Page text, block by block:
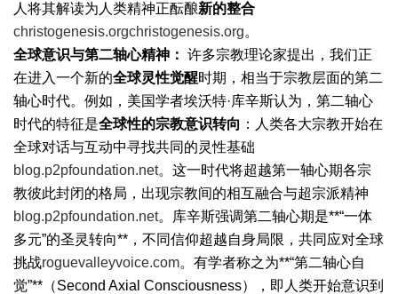
人将其解读为人类精神正酝酿新的整合
christogenesis.orgchristogenesis.org。
全球意识与第二轴心精神： 许多宗教理论家提出，我们正
在进入一个新的全球灵性觉醒时期，相当于宗教层面的第二
轴心时代。例如，美国学者埃沃特·库辛斯认为，第二轴心
时代的特征是全球性的宗教意识转向 ：人类各大宗教开始在
全球对话与互动中寻找共同的灵性基础
blog.p2pfoundation.net。这一时代将超越第一轴心期各宗
教彼此封闭的格局，出现宗教间的相互融合与超宗派精神
blog.p2pfoundation.net。库辛斯强调第二轴心期是**“一体
多元”的圣灵转向**，不同信仰超越自身局限，共同应对全球
挑战roguevalleyvoice.com。有学者称之为**“第二轴心自
觉”**（Second Axial Consciousness），即人类开始意识到